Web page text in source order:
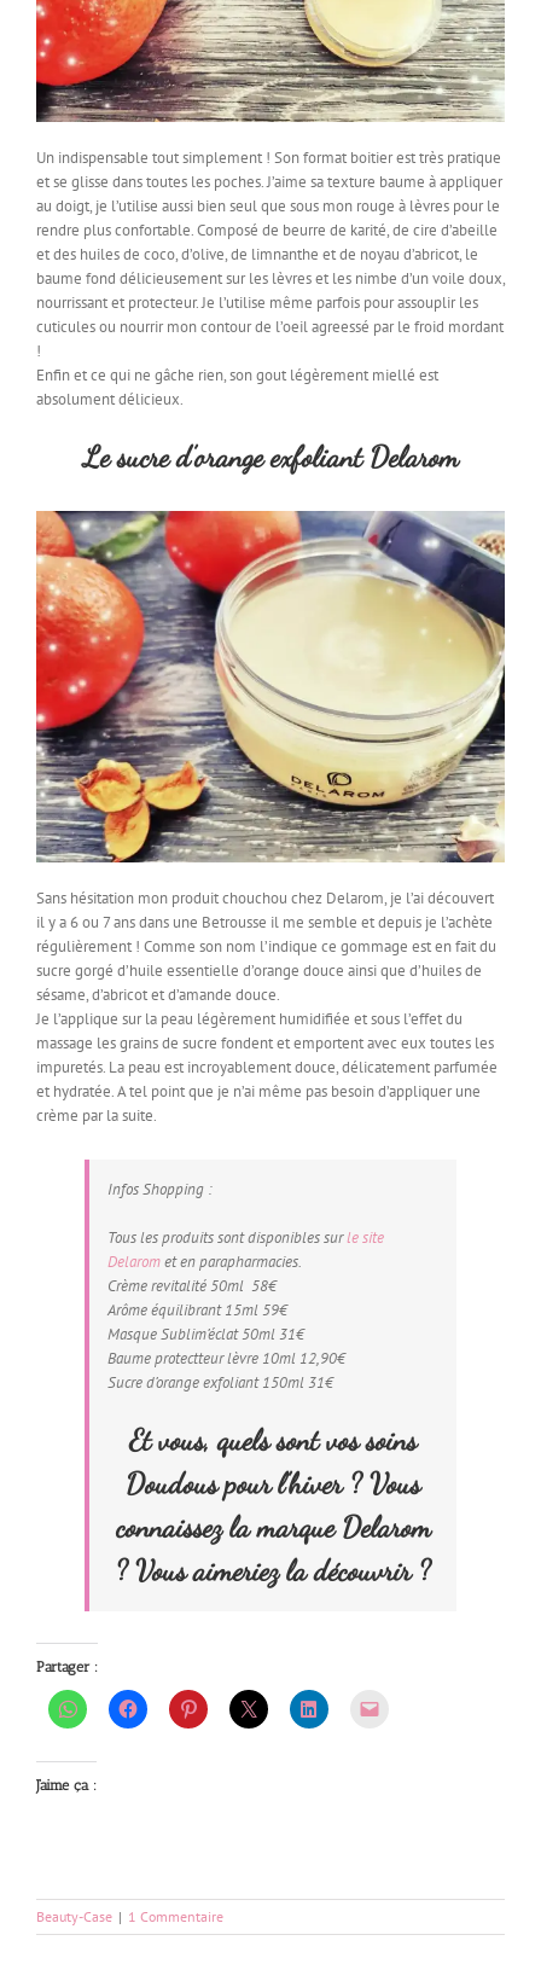
Un indispensable tout simplement ! Son format boitier est très pratique
et se glisse dans toutes les poches. J’aime sa texture baume à appliquer
au doigt, je l’utilise aussi bien seul que sous mon rouge à lèvres pour le
rendre plus confortable. Composé de beurre de karité, de cire d’abeille
et des huiles de coco, d’olive, de limnanthe et de noyau d’abricot, le
baume fond délicieusement sur les lèvres et les nimbe d’un voile doux,
nourrissant et protecteur. Je l’utilise même parfois pour assouplir les
cuticules ou nourrir mon contour de l’oeil agreessé par le froid mordant
!
Enfin et ce qui ne gâche rien, son gout légèrement miellé est
absolument délicieux.
Le sucre d’orange exfoliant Delarom
Sans hésitation mon produit chouchou chez Delarom, je l’ai découvert
il y a 6 ou 7 ans dans une Betrousse il me semble et depuis je l’achète
régulièrement ! Comme son nom l’indique ce gommage est en fait du
sucre gorgé d’huile essentielle d’orange douce ainsi que d’huiles de
sésame, d’abricot et d’amande douce.
Je l’applique sur la peau légèrement humidifiée et sous l’effet du
massage les grains de sucre fondent et emportent avec eux toutes les
impuretés. La peau est incroyablement douce, délicatement parfumée
et hydratée. A tel point que je n’ai même pas besoin d’appliquer une
crème par la suite.
Infos Shopping :
Tous les produits sont disponibles surle site
Delaromet en parapharmacies.
Crème revitalité 50ml 58€
Arôme équilibrant 15ml 59€
Masque Sublim’éclat 50ml 31€
Baume protectteur lèvre 10ml 12,90€
Sucre d’orange exfoliant 150ml 31€
Et vous, quels sont vos soins
Doudous pour l’hiver ? Vous
connaissez la marque Delarom
? Vous aimeriez la découvrir ?
Partager :
J’aime ça :
Beauty-Case | 1 Commentaire